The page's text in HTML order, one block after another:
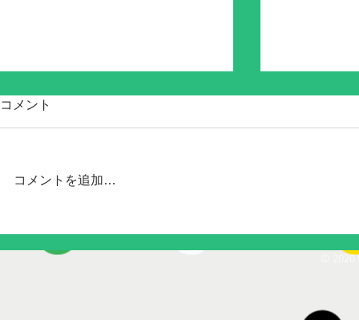
Point 8/23発売!!
JAPAN
コメント
コメントを追加…
©